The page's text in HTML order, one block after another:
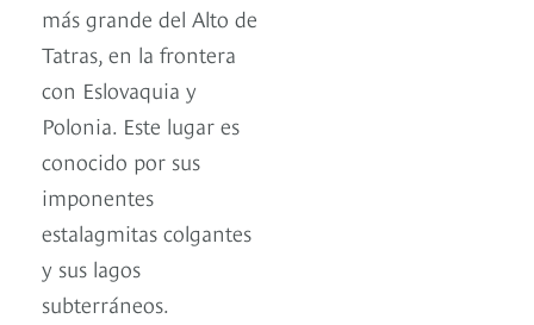
más grande del Alto de
Tatras, en la frontera
con Eslovaquia y
Polonia. Este lugar es
conocido por sus
imponentes
estalagmitas colgantes
y sus lagos
subterráneos.